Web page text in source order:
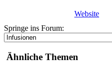
Website
Springe ins Forum:
Ähnliche Themen